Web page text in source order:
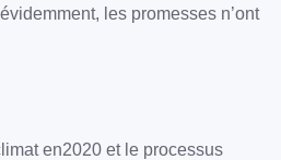
les promesses n’ont
en2020 et le processus